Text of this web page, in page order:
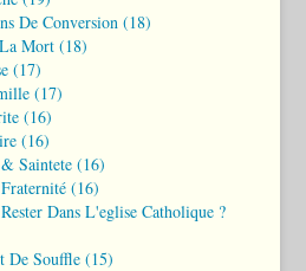
De Conversion (18)
Mort (18)
(17)
(17)
(16)
(16)
Saintete (16)
(16)
Dans L'eglise Catholique ?
De Souffle (15)